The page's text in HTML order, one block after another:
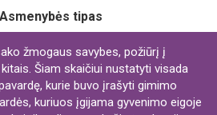
Asmenybės tipas
žmogaus savybes, požiūrį į
Šiam skaičiui nustatyti visada
kurie buvo įrašyti gimimo
kuriuos įgijama gyvenimo eigoje